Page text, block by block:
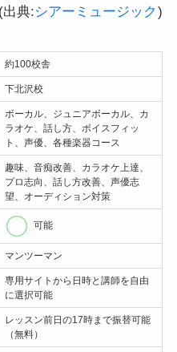
(出典:シアーミュージック )
約100校舎
下北沢校
ボーカル、ジュニアボーカル、カ
ラオケ、話し方、ボイスフィッ
ト、声優、各種楽器コース
趣味、音痴改善、カラオケ上達、
プロ志向、話し方改善、声優志
望、オーディション対策
可能
マンツーマン
専用サイトから日時と講師を自由
に選択可能
レッスン前日の17時まで振替可能
（無料）